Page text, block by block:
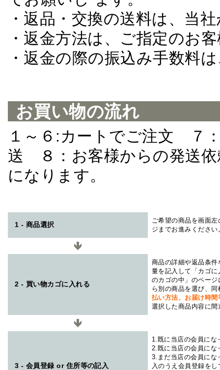
・返品・交換の送料は、当
・返金方法は、ご指定のお
・返金の際の振込み手数料
お買い物の流れ
１～６:カートでご注文 ７
送 ８：お客様からの発送
になります。
1 - 商品選択
ご希望の商品を画面
ジまでお進みください
2 - 買い物カゴに入れる
商品の詳細や返品条
量を記入して「カゴ
のカゴの中」のペー
ら別の商品を選び、
払い方法、お届け時
選択した商品内容に
3 - 会員登録 or 住所等の記入
1.既に当店の会員にな
2.既に当店の会員にな
3.まだ当店の会員にな
入のうえ会員登録を